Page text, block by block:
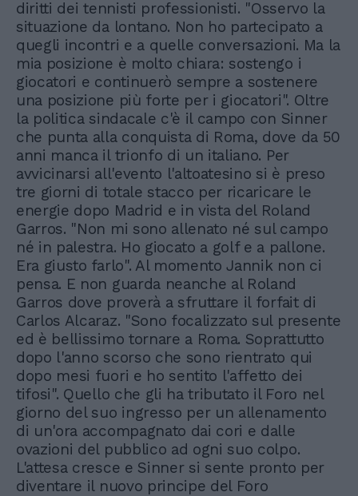
diritti dei tennisti professionisti. "Osservo la
situazione da lontano. Non ho partecipato a
quegli incontri e a quelle conversazioni. Ma la
mia posizione è molto chiara: sostengo i
giocatori e continuerò sempre a sostenere
una posizione più forte per i giocatori". Oltre
la politica sindacale c'è il campo con Sinner
che punta alla conquista di Roma, dove da 50
anni manca il trionfo di un italiano. Per
avvicinarsi all'evento l'altoatesino si è preso
tre giorni di totale stacco per ricaricare le
energie dopo Madrid e in vista del Roland
Garros. "Non mi sono allenato né sul campo
né in palestra. Ho giocato a golf e a pallone.
Era giusto farlo". Al momento Jannik non ci
pensa. E non guarda neanche al Roland
Garros dove proverà a sfruttare il forfait di
Carlos Alcaraz. "Sono focalizzato sul presente
ed è bellissimo tornare a Roma. Soprattutto
dopo l'anno scorso che sono rientrato qui
dopo mesi fuori e ho sentito l'affetto dei
tifosi". Quello che gli ha tributato il Foro nel
giorno del suo ingresso per un allenamento
di un'ora accompagnato dai cori e dalle
ovazioni del pubblico ad ogni suo colpo.
L'attesa cresce e Sinner si sente pronto per
diventare il nuovo principe del Foro